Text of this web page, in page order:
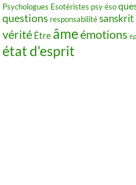
Psychologues Esotéristes psy éso
questions responsabilitésanskrit
vérité Être âmeémotions
état d'esprit